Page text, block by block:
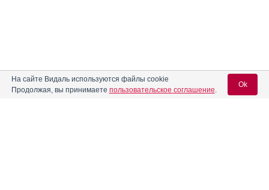
На сайте Видаль используются файлы cookie
Продолжая, вы принимаете пользовательское соглашение.
Ok